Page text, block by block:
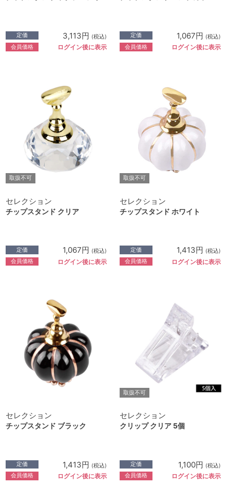
定価 3,113円 (税込)
会員価格 ログイン後に表示
定価 1,067円 (税込)
会員価格 ログイン後に表示
取扱不可
セレクション
チップスタンド クリア
定価 1,067円 (税込)
会員価格 ログイン後に表示
取扱不可
セレクション
チップスタンド ホワイト
定価 1,413円 (税込)
会員価格 ログイン後に表示
セレクション
チップスタンド ブラック
定価 1,413円 (税込)
会員価格 ログイン後に表示
取扱不可
セレクション
クリップ クリア 5個
定価 1,100円 (税込)
会員価格 ログイン後に表示